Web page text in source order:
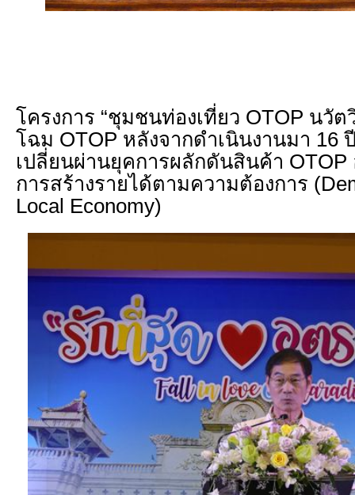
โครงการ “ชุมชนท่องเที่ยว OTOP นวัต
โฉม OTOP หลังจากดำเนินงานมา 16
เปลี่ยนผ่านยุคการผลักดันสินค้า
การสร้างรายได้ตามความต้องการ
Local Economy)